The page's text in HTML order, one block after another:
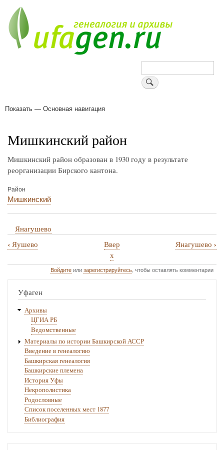
основному
содержанию
Поиск
Основная
Показать — Основная навигация
Мишкинский район
Мишкинский район образован в 1930 году в результате
реорганизации Бирского кантона.
Район
Мишкинский
Янагушево
Перекрёстные
ссылки
книги
для
Мишкинский
район
‹ Яушево
Ввер
х
Янагушево ›
Войдитеилизарегистрируйтесь, чтобы оставлять комментарии
Уфаген
Архивы
ЦГИА РБ
Ведомственные
Материалы по истории Башкирской АССР
Введение в генеалогию
Башкирская генеалогия
Башкирские племена
История Уфы
Некрополистика
Родословные
Список поселенных мест 1877
Библиография